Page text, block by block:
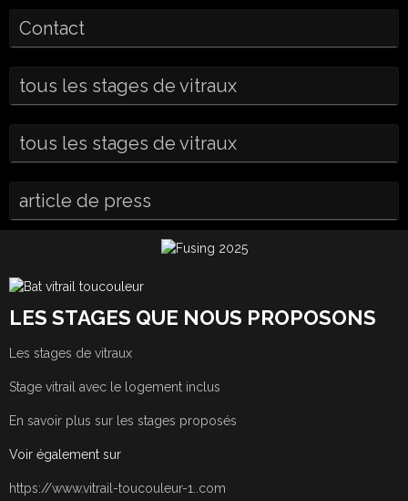
Contact
tous les stages de vitraux
tous les stages de vitraux
article de press
LES STAGES QUE NOUS PROPOSONS
Les stages de vitraux
Stage vitrail avec le logement inclus
En savoir plus sur les stages proposés
Voir également sur
https://www.vitrail-toucouleur-1..com